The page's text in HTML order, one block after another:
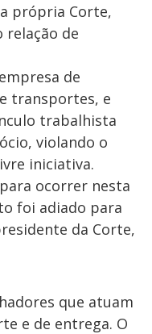
própria Corte,
relação de
de
transportes, e
trabalhista
violando o
iniciativa.
ocorrer nesta
foi adiado para
da Corte,
que atuam
e de entrega. O